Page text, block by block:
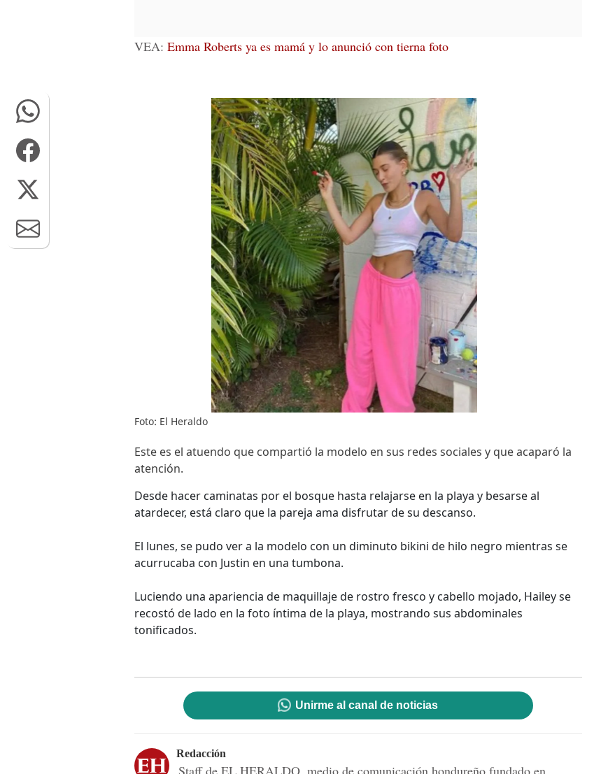
VEA: Emma Roberts ya es mamá y lo anunció con tierna foto
Foto: El Heraldo
Este es el atuendo que compartió la modelo en sus redes sociales y que acaparó la
atención.
Desde hacer caminatas por el bosque hasta relajarse en la playa y besarse al
atardecer, está claro que la pareja ama disfrutar de su descanso.
El lunes, se pudo ver a la modelo con un diminuto bikini de hilo negro mientras se
acurrucaba con Justin en una tumbona.
Luciendo una apariencia de maquillaje de rostro fresco y cabello mojado, Hailey se
recostó de lado en la foto íntima de la playa, mostrando sus abdominales
tonificados.
Unirme al canal de noticias
Redacción
Staff de EL HERALDO, medio de comunicación hondureño fundado en